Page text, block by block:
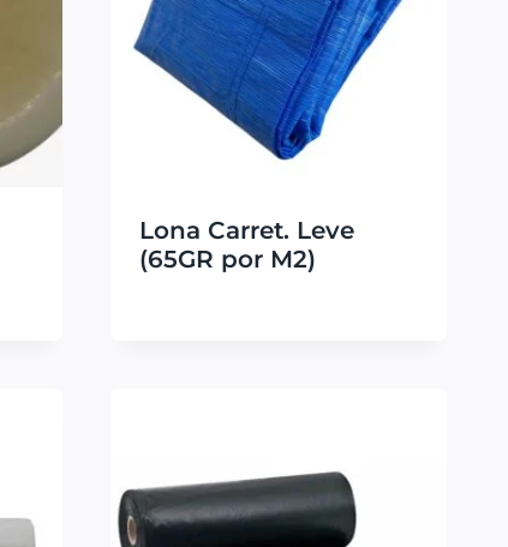
Lona Carret. Leve
(65GR por M2)